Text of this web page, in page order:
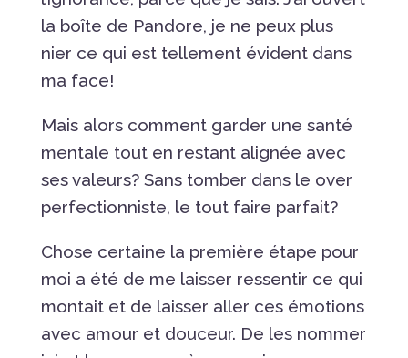
la boîte de Pandore, je ne peux plus
nier ce qui est tellement évident dans
ma face!
Mais alors comment garder une santé
mentale tout en restant alignée avec
ses valeurs? Sans tomber dans le over
perfectionniste, le tout faire parfait?
Chose certaine la première étape pour
moi a été de me laisser ressentir ce qui
montait et de laisser aller ces émotions
avec amour et douceur. De les nommer